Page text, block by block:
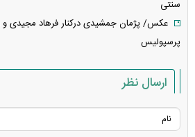
سنتی
عکس/ پژمان جمشیدی درکنار فرهاد مجیدی و
پرسپولیس
ارسال نظر